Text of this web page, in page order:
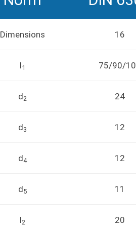
Dimensions 16
l1 75/90/
d2 24
d3 12
d4 12
d5 11
l2 20